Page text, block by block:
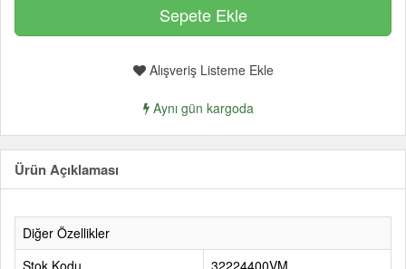
Alışveriş Listeme Ekle
Aynı gün kargoda
Ürün Açıklaması
Diğer Özellikler
Stok Kodu
32224400VM